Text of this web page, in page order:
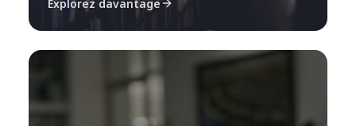
Explorez davantage